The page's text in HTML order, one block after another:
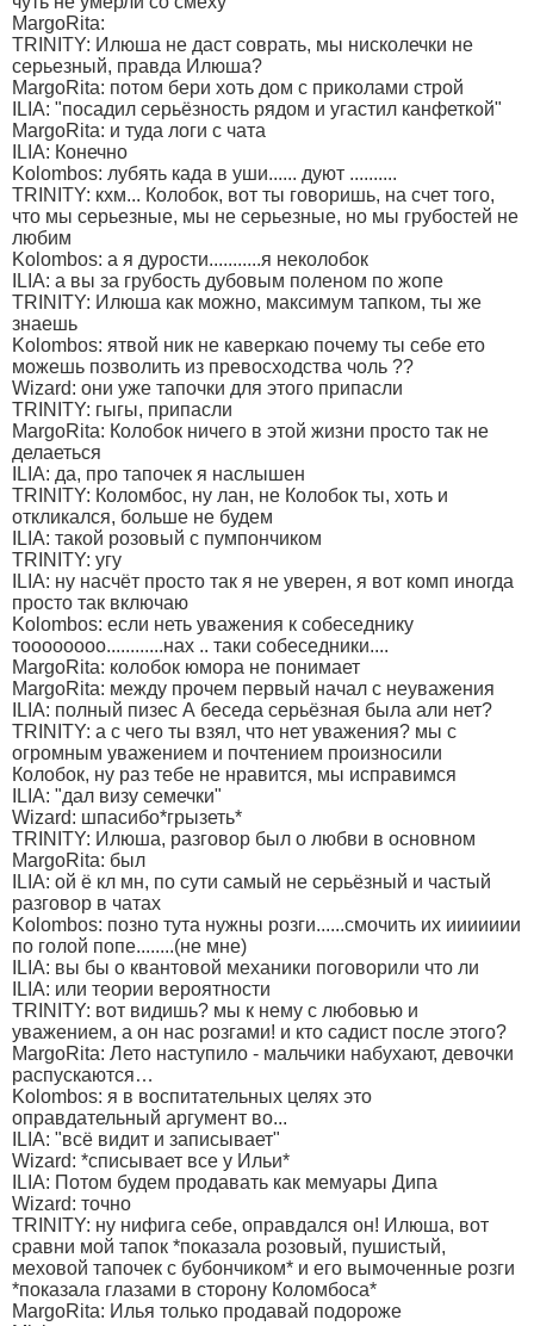
MargoRita:
TRINITY: Илюша не даст соврать, мы нисколечки не
серьезный, правда Илюша?
MargoRita: потом бери хоть дом с приколами строй
ILIA: "посадил серьёзность рядом и угастил канфеткой"
MargoRita: и туда логи с чата
ILIA: Конечно
Kolombos: лубять када в уши...... дуют ..........
TRINITY: кхм... Колобок, вот ты говоришь, на счет того,
что мы серьезные, мы не серьезные, но мы грубостей не
любим
Kolombos: а я дурости...........я неколобок
ILIA: а вы за грубость дубовым поленом по жопе
TRINITY: Илюша как можно, максимум тапком, ты же
знаешь
Kolombos: ятвой ник не каверкаю почему ты себе ето
можешь позволить из превосходства чоль ??
Wizard: они уже тапочки для этого припасли
TRINITY: гыгы, припасли
MargoRita: Колобок ничего в этой жизни просто так не
делаеться
ILIA: да, про тапочек я наслышен
TRINITY: Коломбос, ну лан, не Колобок ты, хоть и
откликался, больше не будем
ILIA: такой розовый с пумпончиком
TRINITY: угу
ILIA: ну насчёт просто так я не уверен, я вот комп иногда
просто так включаю
Kolombos: если неть уважения к собеседнику
тоооооооо............нах .. таки собеседники....
MargoRita: колобок юмора не понимает
MargoRita: между прочем первый начал с неуважения
ILIA: полный пизес А беседа серьёзная была али нет?
TRINITY: а с чего ты взял, что нет уважения? мы с
огромным уважением и почтением произносили
Колобок, ну раз тебе не нравится, мы исправимся
ILIA: "дал визу семечки"
Wizard: шпасибо*грызеть*
TRINITY: Илюша, разговор был о любви в основном
MargoRita: был
ILIA: ой ё кл мн, по сути самый не серьёзный и частый
разговор в чатах
Kolombos: позно тута нужны розги......смочить их иииииии
по голой попе........(не мне)
ILIA: вы бы о квантовой механики поговорили что ли
ILIA: или теории вероятности
TRINITY: вот видишь? мы к нему с любовью и
уважением, а он нас розгами! и кто садист после этого?
MargoRita: Лето наступило - мальчики набухают, девочки
распускаются…
Kolombos: я в воспитательных целях это
оправдательный аргумент во...
ILIA: "всё видит и записывает"
Wizard: *списывает все у Ильи*
ILIA: Потом будем продавать как мемуары Дипа
Wizard: точно
TRINITY: ну нифига себе, оправдался он! Илюша, вот
сравни мой тапок *показала розовый, пушистый,
меховой тапочек с бубончиком* и его вымоченные розги
*показала глазами в сторону Коломбоса*
MargoRita: Илья только продавай подороже